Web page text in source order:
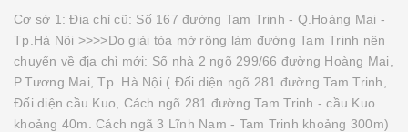
Cơ sở 1: Địa chỉ cũ: Số 167 đường Tam Trinh - Q.Hoàng Mai -
Tp.Hà Nội >>>>Do giải tỏa mở rộng làm đường Tam Trinh nên
chuyển về địa chỉ mới: Số nhà 2 ngõ 299/66 đường Hoàng Mai,
P.Tương Mai, Tp. Hà Nội ( Đối diện ngõ 281 đường Tam Trinh,
Đối diện cầu Kuo, Cách ngõ 281 đường Tam Trinh - cầu Kuo
khoảng 40m. Cách ngã 3 Lĩnh Nam - Tam Trinh khoảng 300m)